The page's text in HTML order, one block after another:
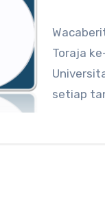
Toraja
setiap